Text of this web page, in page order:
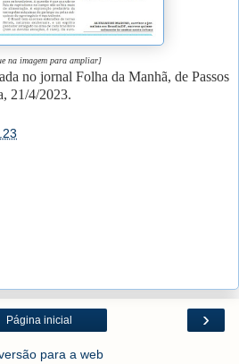
na imagem para ampliar]
no jornal Folha da Manhã, de Passos
21/4/2023.
›
Página inicial
para a web